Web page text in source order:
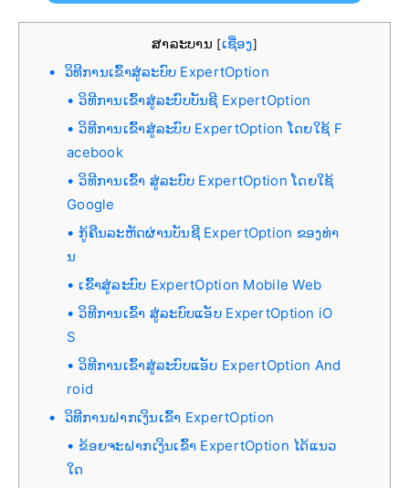
ສາລະບານ [ເຊື່ອງ]
ວິທີການເຂົ້າສູ່ລະບົບ ExpertOption
ວິທີການເຂົ້າສູ່ລະບົບບັນຊີ ExpertOption
ວິທີການເຂົ້າສູ່ລະບົບ ExpertOption ໂດຍໃຊ້ F
acebook
ວິທີການເຂົ້າ ສູ່ລະບົບ ExpertOption ໂດຍໃຊ້
Google
ກູ້ຄືນລະຫັດຜ່ານບັນຊີ ExpertOption ຂອງທ່າ
ນ
ເຂົ້າສູ່ລະບົບ ExpertOption Mobile Web
ວິທີການເຂົ້າ ສູ່ລະບົບແອັບ ExpertOption iO
S
ວິທີການເຂົ້າສູ່ລະບົບແອັບ ExpertOption And
roid
ວິທີການຝາກເງິນເຂົ້າ ExpertOption
ຂ້ອຍຈະຝາກເງິນເຂົ້າ ExpertOption ໄດ້ແນວ
ໃດ